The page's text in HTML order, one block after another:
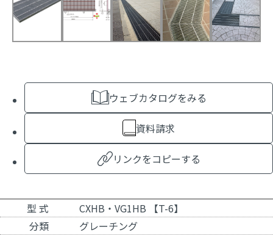
ウェブカタログをみる
資料請求
リンクをコピーする
型 式
CXHB・VG1HB 【T-6】
分類
グレーチング